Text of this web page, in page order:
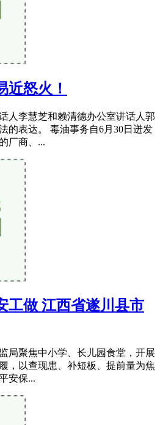
近怒火！
人李慧芝和赖清德办公室讲话人郭
的表达。 毒油事务自6月30日迸发
厂商、...
工做 江西省遂川县市
局聚焦中小学、长儿园食堂，开展
，以查现患、补短板、提前量为焦
安保...